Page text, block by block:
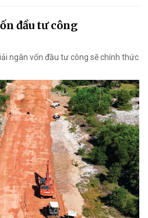
đầu tư công
ngân vốn đầu tư công sẽ chính thức